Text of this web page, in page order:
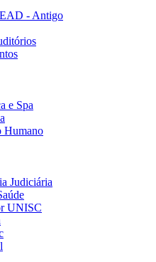
- Antigo
e Spa
Humano
Judiciária
UNISC